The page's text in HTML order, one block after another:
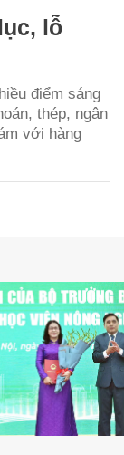
lỗ
điểm sáng
thép, ngân
với hàng